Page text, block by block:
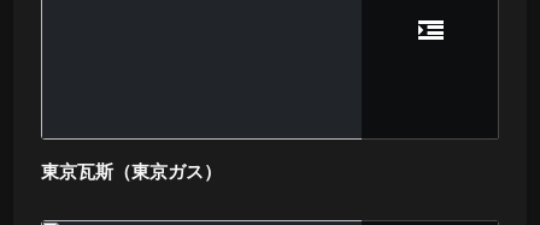
東京瓦斯（東京ガス）